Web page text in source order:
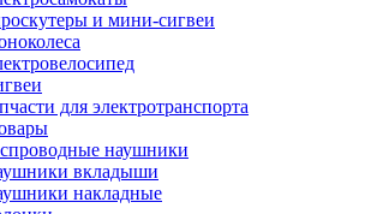
и мини-сигвеи
для электротранспорта
наушники
вкладыши
накладные